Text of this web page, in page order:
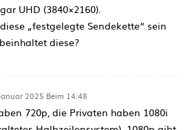
UHD (3840×2160).
„festgelegte Sendekette“ sein
diese?
2025 Beim 14:48
720p, die Privaten haben 1080i